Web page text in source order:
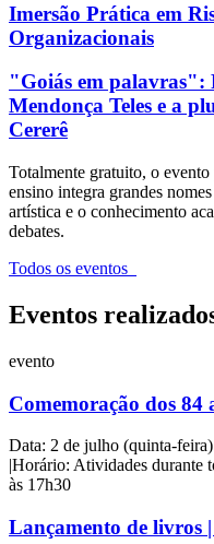
Imersão Prática em
Organizacionais
"Goiás em palavras":
Mendonça Teles e a
Cererê
Totalmente gratuito, o
ensino integra grandes
artística e o conhecimento
debates.
Todos os eventos
Eventos
evento
Comemoração dos 84
Data: 2 de julho (quinta-
|Horário: Atividades durante
às 17h30
Lançamento de livros